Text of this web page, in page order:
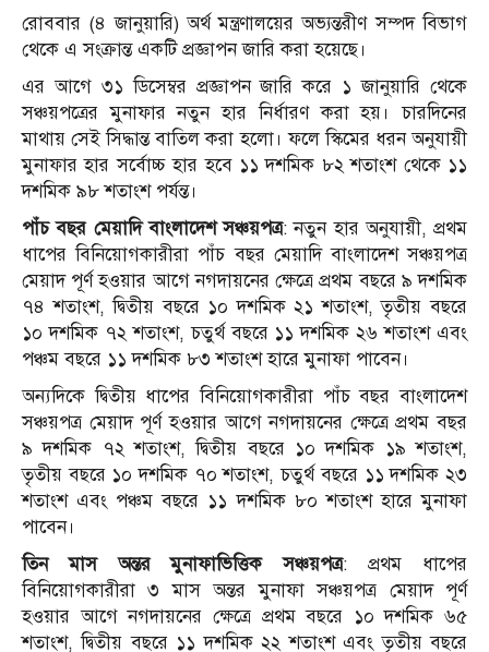
রোববার (৪ জানুয়ারি) অর্থ মন্ত্রণালয়ের অভ্যন্তরীণ সম্পদ বিভাগ
থেকে এ সংক্রান্ত একটি প্রজ্ঞাপন জারি করা হয়েছে।
এর আগে ৩১ ডিসেম্বর প্রজ্ঞাপন জারি করে ১ জানুয়ারি থেকে
সঞ্চয়পত্রের মুনাফার নতুন হার নির্ধারণ করা হয়। চারদিনের
মাথায় সেই সিদ্ধান্ত বাতিল করা হলো। ফলে স্কিমের ধরন অনুযায়ী
মুনাফার হার সর্বোচ্চ হার হবে ১১ দশমিক ৮২ শতাংশ থেকে ১১
দশমিক ৯৮ শতাংশ পর্যন্ত।
পাঁচ বছর মেয়াদি বাংলাদেশ সঞ্চয়পত্র: নতুন হার অনুযায়ী, প্রথম
ধাপের বিনিয়োগকারীরা পাঁচ বছর মেয়াদি বাংলাদেশ সঞ্চয়পত্র
মেয়াদ পূর্ণ হওয়ার আগে নগদায়নের ক্ষেত্রে প্রথম বছরে ৯ দশমিক
৭৪ শতাংশ, দ্বিতীয় বছরে ১০ দশমিক ২১ শতাংশ, তৃতীয় বছরে
১০ দশমিক ৭২ শতাংশ, চতুর্থ বছরে ১১ দশমিক ২৬ শতাংশ এবং
পঞ্চম বছরে ১১ দশমিক ৮৩ শতাংশ হারে মুনাফা পাবেন।
অন্যদিকে দ্বিতীয় ধাপের বিনিয়োগকারীরা পাঁচ বছর বাংলাদেশ
সঞ্চয়পত্র মেয়াদ পূর্ণ হওয়ার আগে নগদায়নের ক্ষেত্রে প্রথম বছর
৯ দশমিক ৭২ শতাংশ, দ্বিতীয় বছরে ১০ দশমিক ১৯ শতাংশ,
তৃতীয় বছরে ১০ দশমিক ৭০ শতাংশ, চতুর্থ বছরে ১১ দশমিক ২৩
শতাংশ এবং পঞ্চম বছরে ১১ দশমিক ৮০ শতাংশ হারে মুনাফা
পাবেন।
তিন মাস অন্তর মুনাফাভিত্তিক সঞ্চয়পত্র: প্রথম ধাপের
বিনিয়োগকারীরা ৩ মাস অন্তর মুনাফা সঞ্চয়পত্র মেয়াদ পূর্ণ
হওয়ার আগে নগদায়নের ক্ষেত্রে প্রথম বছরে ১০ দশমিক ৬৫
শতাংশ, দ্বিতীয় বছরে ১১ দশমিক ২২ শতাংশ এবং তৃতীয় বছরে